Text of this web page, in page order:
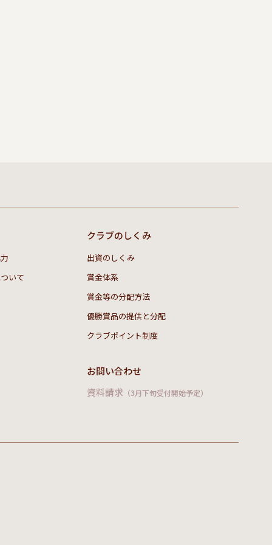
いて
クラブのしくみ
出資のしくみ
賞金体系
賞金等の分配方法
優勝賞品の提供と分配
クラブポイント制度
お問い合わせ
資料請求 （3月下旬受付開始予定）